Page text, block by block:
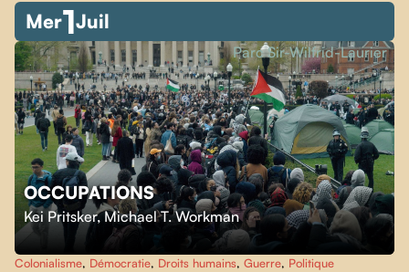
Mer1Juil
OCCUPATIONS
Kei Pritsker,Michael T. Workman
Parc Sir-Wilfrid-Laurier
Colonialisme, Démocratie, Droits humains, Guerre, Politique